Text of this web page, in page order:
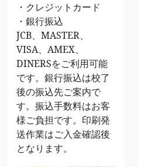
・クレジットカード
・銀行振込
JCB、MASTER、
VISA、AMEX、
DINERSをご利用可能
です。銀行振込は校了
後の振込先ご案内で
す。振込手数料はお客
様ご負担です。印刷発
送作業はご入金確認後
となります。